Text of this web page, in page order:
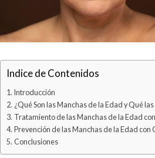
Indice de Contenidos
Introducción
¿Qué Son las Manchas de la Edad y Qué las
Tratamiento de las Manchas de la Edad
Prevención de las Manchas de la Edad con
Conclusiones